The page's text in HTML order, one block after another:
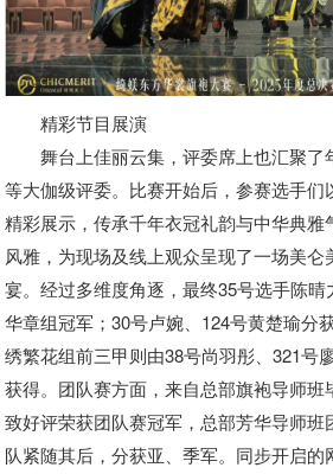
精彩节目展演
舞台上佳丽云集，评委席上也汇聚
等大伽级评委。比赛开始后，参赛选手们
精彩展示，传承千年衣冠礼韵与中华典
风雅，为现场及线上观众呈现了一场美仑
宴。经过多维度角逐，最终35号选手陈
华章组冠军；30号卢婉、124号黄楚瑜分
绣繁花组前三甲则由38号尚羽彤、321号
获得。团队赛方面，来自总部旗袍导师班
致好评荣获团队赛冠军，总部芳华导师班
队紧随其后，分获亚、季军。同步开启的